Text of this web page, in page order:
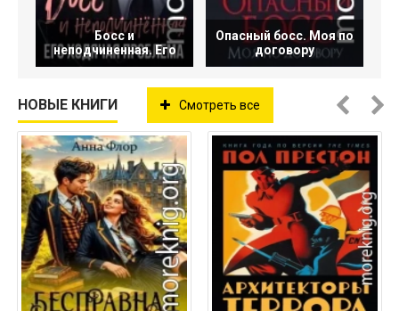
Босс и
неподчиненная. Его
Опасный босс. Моя по
договору
НОВЫЕ КНИГИ Смотреть все